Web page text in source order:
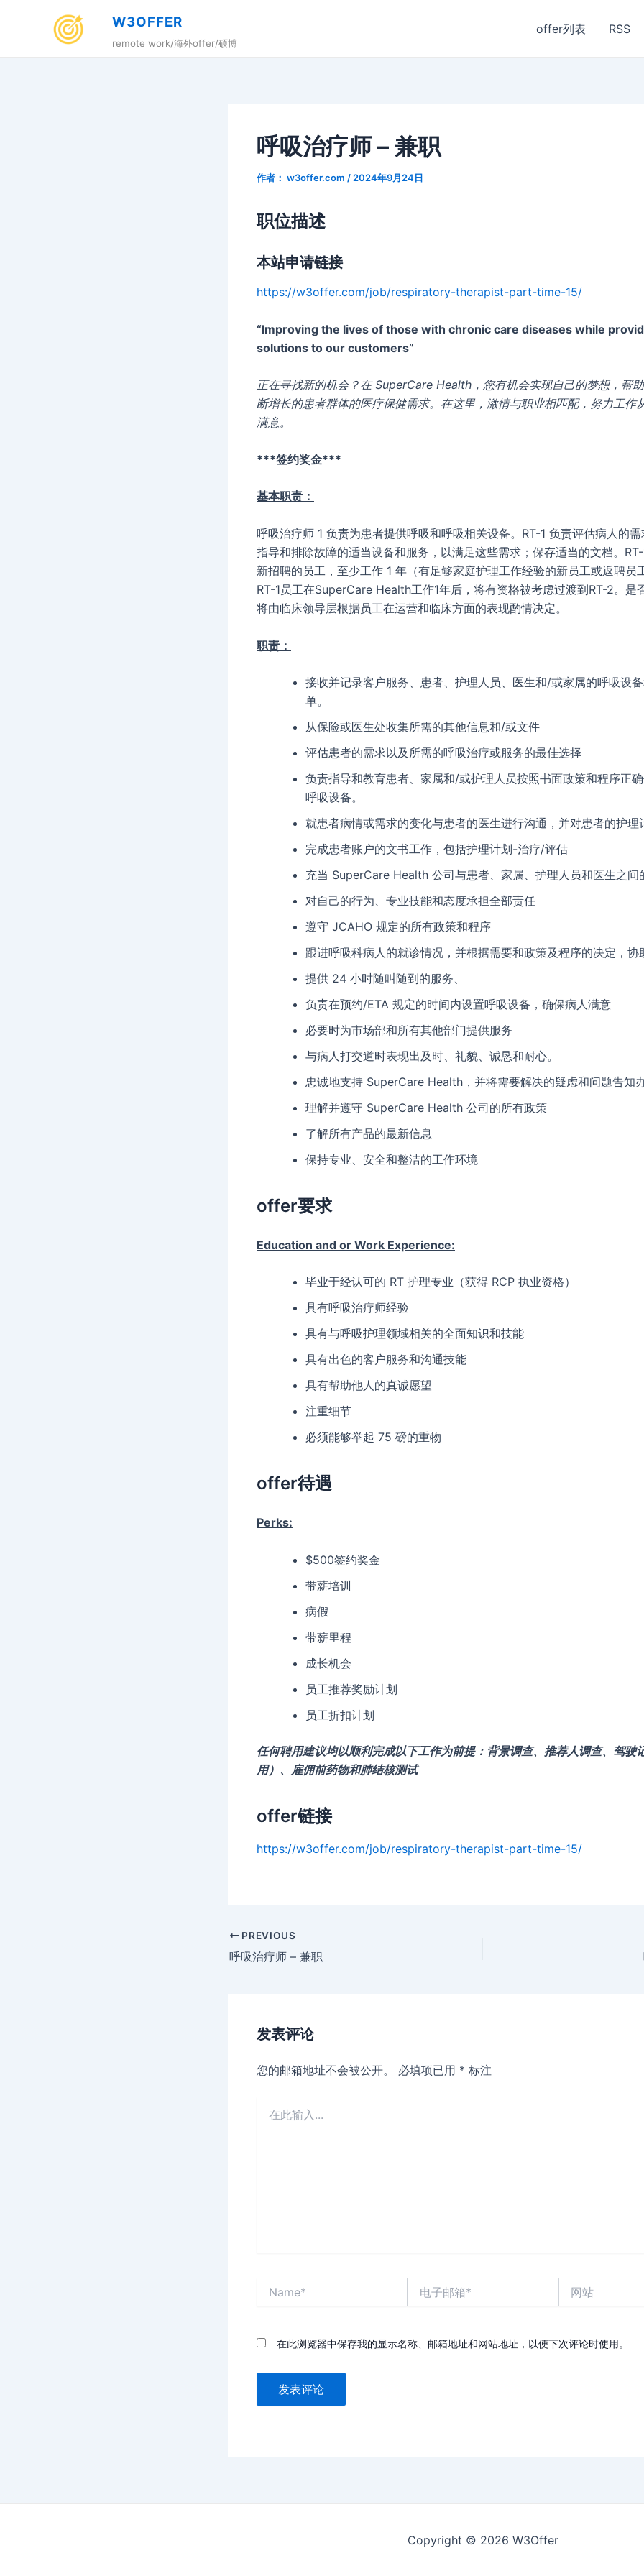
W3OFFER
remote work/海外offer/硕博
offer列表 RSS
呼吸治疗师 – 兼职
作者： w3offer.com / 2024年9月24日
职位描述
本站申请链接
https://w3offer.com/job/respiratory-therapist-part-time-15/
“Improving the lives of those with chronic care diseases while
solutions to our customers”
正在寻找新的机会？在 SuperCare Health，您有机会实现自己的梦想，帮
断增长的患者群体的医疗保健需求。在这里，激情与职业相匹配，努力工作
满意。
***签约奖金***
基本职责：
呼吸治疗师 1 负责为患者提供呼吸和呼吸相关设备。RT-1 负责评估病人的
指导和排除故障的适当设备和服务，以满足这些需求；保存适当的文档。
新招聘的员工，至少工作 1 年（有足够家庭护理工作经验的新员工或返聘员
RT-1员工在SuperCare Health工作1年后，将有资格被考虑过渡到RT-2。是
将由临床领导层根据员工在运营和临床方面的表现酌情决定。
职责：
接收并记录客户服务、患者、护理人员、医生和/或家属的呼吸设
单。
从保险或医生处收集所需的其他信息和/或文件
评估患者的需求以及所需的呼吸治疗或服务的最佳选择
负责指导和教育患者、家属和/或护理人员按照书面政策和程序正
呼吸设备。
就患者病情或需求的变化与患者的医生进行沟通，并对患者的护理
完成患者账户的文书工作，包括护理计划-治疗/评估
充当 SuperCare Health 公司与患者、家属、护理人员和医生之间
对自己的行为、专业技能和态度承担全部责任
遵守 JCAHO 规定的所有政策和程序
跟进呼吸科病人的就诊情况，并根据需要和政策及程序的决定，协
提供 24 小时随叫随到的服务、
负责在预约/ETA 规定的时间内设置呼吸设备，确保病人满意
必要时为市场部和所有其他部门提供服务
与病人打交道时表现出及时、礼貌、诚恳和耐心。
忠诚地支持 SuperCare Health，并将需要解决的疑虑和问题告知
理解并遵守 SuperCare Health 公司的所有政策
了解所有产品的最新信息
保持专业、安全和整洁的工作环境
offer要求
Education and or Work Experience:
毕业于经认可的 RT 护理专业（获得 RCP 执业资格）
具有呼吸治疗师经验
具有与呼吸护理领域相关的全面知识和技能
具有出色的客户服务和沟通技能
具有帮助他人的真诚愿望
注重细节
必须能够举起 75 磅的重物
offer待遇
Perks:
$500签约奖金
带薪培训
病假
带薪里程
成长机会
员工推荐奖励计划
员工折扣计划
任何聘用建议均以顺利完成以下工作为前提：背景调查、推荐人调查、驾驶
用）、雇佣前药物和肺结核测试
offer链接
https://w3offer.com/job/respiratory-therapist-part-time-15/
Post
navigation
PREVIOUS
呼吸治疗师 – 兼职
发表评论
您的邮箱地址不会被公开。 必填项已用 * 标注
*
在此浏览器中保存我的显示名称、邮箱地址和网站地址，以便下次评论时使用。
Copyright © 2026 W3Offer